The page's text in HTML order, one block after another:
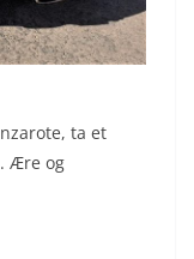
ta et
Ære og